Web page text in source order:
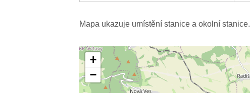
Mapa ukazuje umístění stanice a okolní stanice.
+
−